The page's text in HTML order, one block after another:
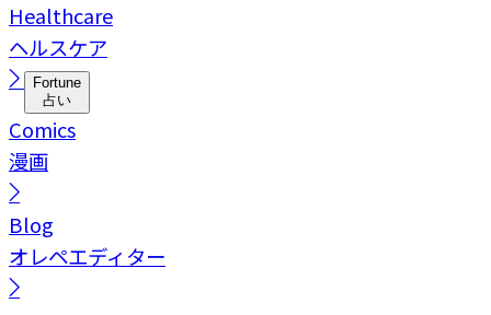
Healthcare
ヘルスケア
Fortune
占い
Comics
漫画
Blog
オレペエディター